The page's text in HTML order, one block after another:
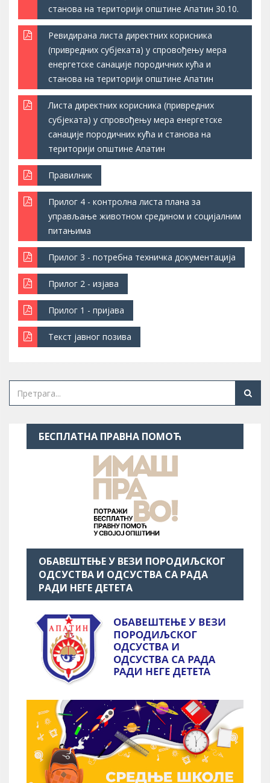
станова на територији општине Апатин 30.10.
Ревидирана листа директних корисника
(привредних субјеката) у спровођењу мера
енергетске санације породичних кућа и
станова на територији општине Апатин
Листа директних корисника (привредних
субјеката) у спровођењу мера енергетске
санације породичних кућа и станова на
територији општине Апатин
Правилник
Прилог 4 - контролна листа плана за
управљање животном средином и социјалним
питањима
Прилог 3 - потребна техничка документација
Прилог 2 - изјава
Прилог 1 - пријава
Текст јавног позива
БЕСПЛАТНА ПРАВНА ПОМОЋ
ОБАВЕШТЕЊЕ У ВЕЗИ ПОРОДИЉСКОГ
ОДСУСТВА И ОДСУСТВА СА РАДА
РАДИ НЕГЕ ДЕТЕТА